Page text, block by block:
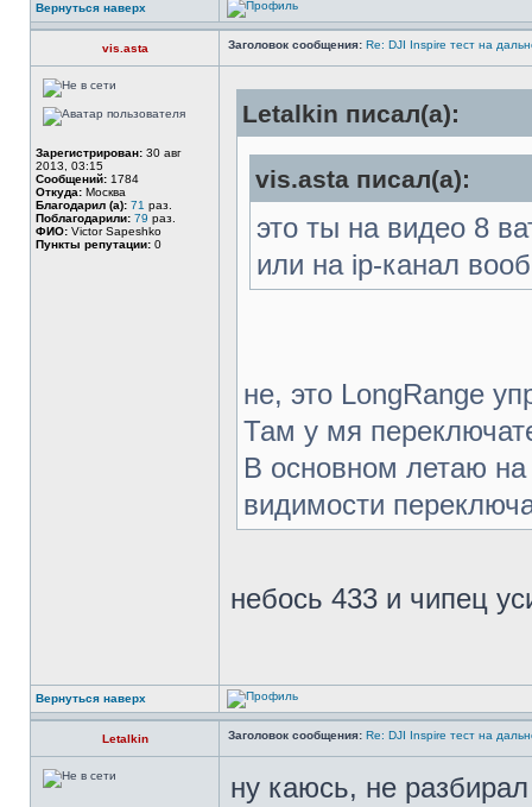
Вернуться наверх
vis.asta Заголовок сообщения: Re: DJI Inspire тест на
Зарегистрирован: 30 авг
2013, 03:15
Сообщений: 1784
Откуда: Москва
Благодарил (а): 71 раз.
Поблагодарили: 79 раз.
ФИО: Victor Sapeshko
Пункты репутации: 0
Letalkin писал(а):
vis.asta писал(а):
это ты на видео 8
или на ip-канал
не, это LongRange
Там у мя
В основном летаю
видимости
небось 433 и чипец
Вернуться наверх
Letalkin Заголовок сообщения: Re: DJI Inspire тест на
ну каюсь, не